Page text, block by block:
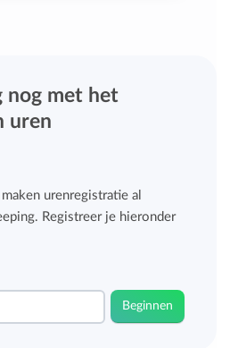
nog met het
uren
urenregistratie al
Registreer je hieronder
Beginnen